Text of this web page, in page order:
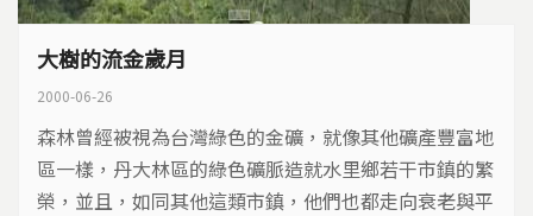
大樹的流金歲月
2000-06-26
森林曾經被視為台灣綠色的金礦，就像其他礦產豐富地
區一樣，丹大林區的綠色礦脈造就水里鄉若干市鎮的繁
榮，並且，如同其他這類市鎮，他們也都走向衰老與平